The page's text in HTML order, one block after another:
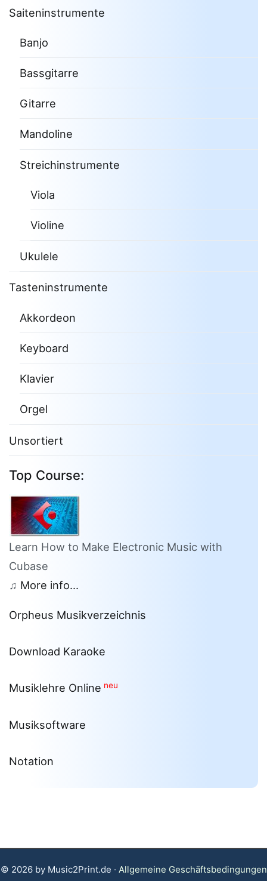
Saiteninstrumente
Banjo
Bassgitarre
Gitarre
Mandoline
Streichinstrumente
Viola
Violine
Ukulele
Tasteninstrumente
Akkordeon
Keyboard
Klavier
Orgel
Unsortiert
Top Course:
Learn How to Make Electronic Music with
Cubase
♫ More info...
Orpheus Musikverzeichnis
Download Karaoke
Musiklehre Online neu
Musiksoftware
Notation
© 2026 by Music2Print.de · Allgemeine Geschäftsbedingungen